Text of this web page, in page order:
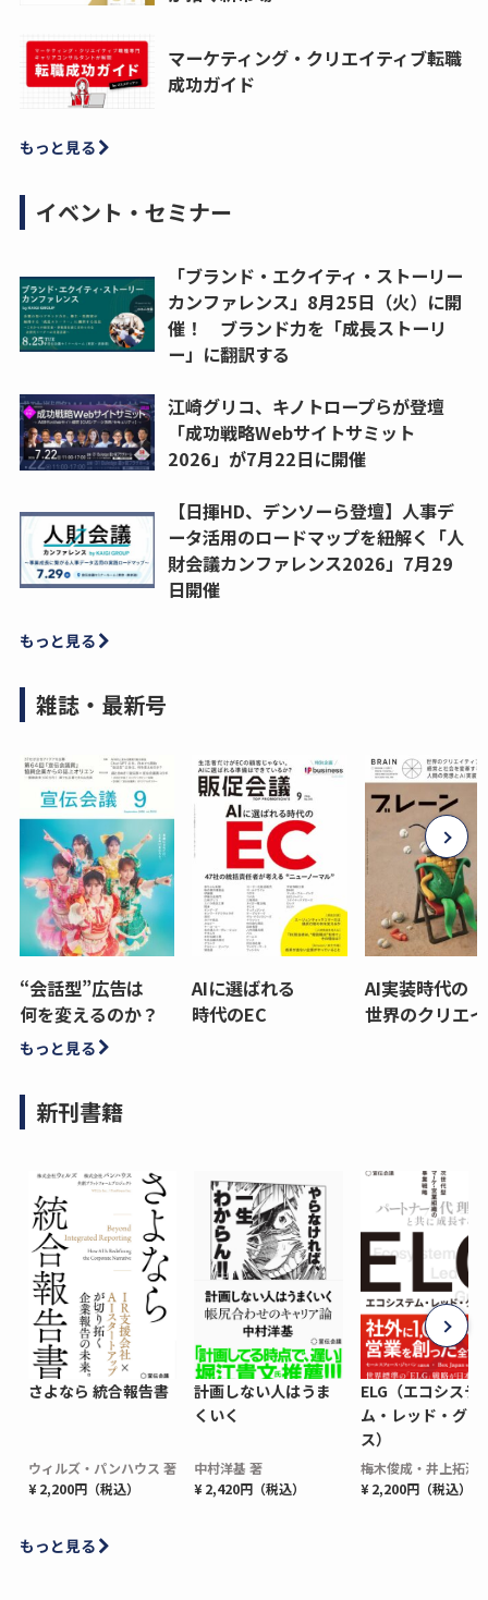
マーケティング・クリエイティブ転職
成功ガイド
もっと見る
イベント・セミナー
「ブランド・エクイティ・ストーリー
カンファレンス」8月25日（火）に開
催！ ブランド力を「成長ストーリ
ー」に翻訳する
江崎グリコ、キノトロープらが登壇
「成功戦略Webサイトサミット
2026」が7月22日に開催
【日揮HD、デンソーら登壇】人事デ
ータ活用のロードマップを紐解く「人
財会議カンファレンス2026」7月29
日開催
もっと見る
雑誌・最新号
“会話型”広告は
何を変えるのか？
AIに選ばれる
時代のEC
AI実装時代の
世界のクリエ
もっと見る
新刊書籍
さよなら 統合報告書
ウィルズ・パンハウス 著
¥ 2,200円（税込）
計画しない人はうま
くいく
中村洋基 著
¥ 2,420円（税込）
ELG（エコシステ
ム・レッド・グロ
ス）
梅木俊成・井上拓海
¥ 2,200円（税込）
もっと見る